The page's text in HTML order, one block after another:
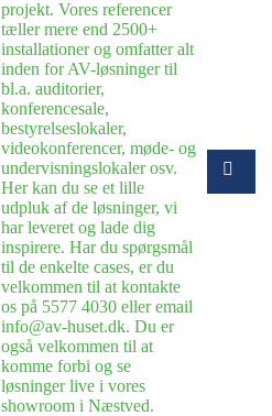
projekt. Vores referencer
tæller mere end 2500+
installationer og omfatter alt
inden for AV-løsninger til
bl.a. auditorier,
konferencesale,
bestyrelseslokaler,
videokonferencer, møde- og
undervisningslokaler osv.
Her kan du se et lille
udpluk af de løsninger, vi
har leveret og lade dig
inspirere. Har du spørgsmål
til de enkelte cases, er du
velkommen til at kontakte
os på 5577 4030 eller email
info@av-huset.dk. Du er
også velkommen til at
komme forbi og se
løsninger live i vores
showroom i Næstved.